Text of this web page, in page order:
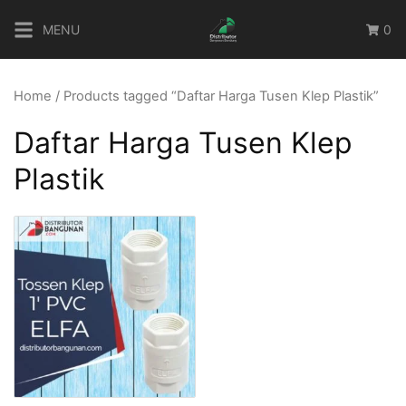
content
MENU 0
Home / Products tagged “Daftar Harga Tusen Klep Plastik”
Daftar Harga Tusen Klep
Plastik